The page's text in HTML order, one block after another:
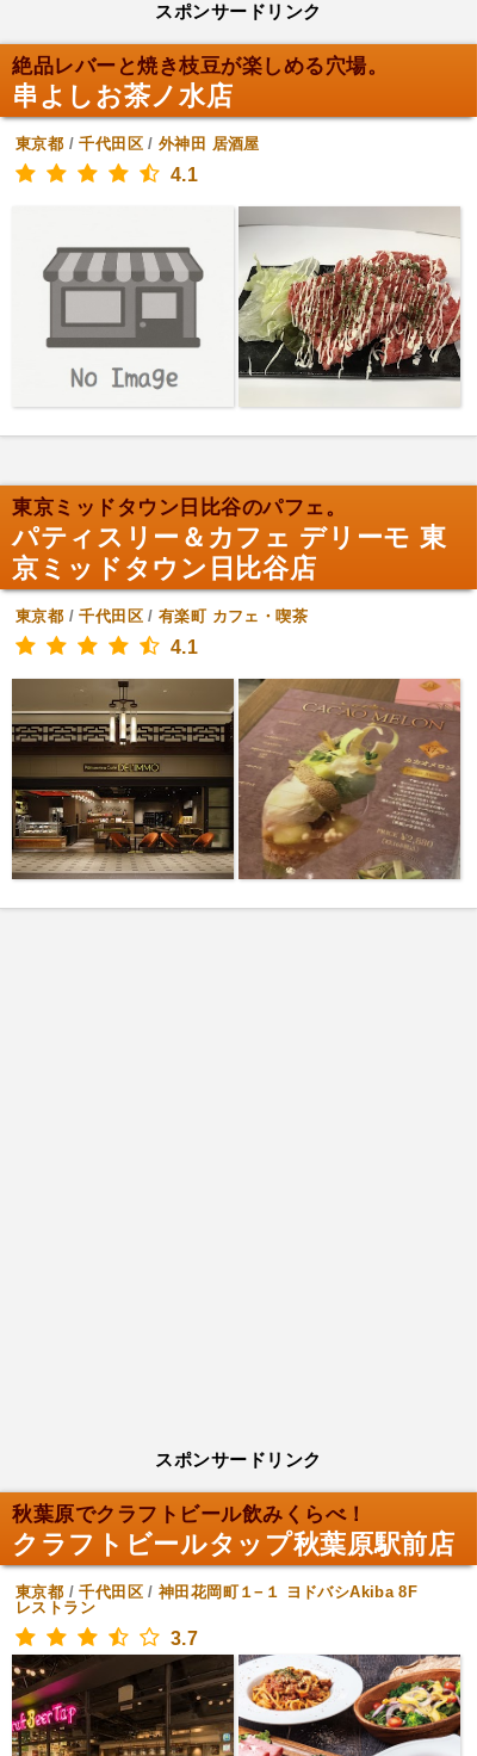
スポンサードリンク
絶品レバーと焼き枝豆が楽しめる穴場。
串よしお茶ノ水店
東京都 /千代田区/外神田 居酒屋
4.1
東京ミッドタウン日比谷のパフェ。
パティスリー＆カフェ デリーモ 東
京ミッドタウン日比谷店
東京都 /千代田区/有楽町 カフェ・喫茶
4.1
スポンサードリンク
秋葉原でクラフトビール飲みくらべ！
クラフトビールタップ秋葉原駅前店
東京都 /千代田区/神田花岡町１−１ ヨドバシAkiba 8F
レストラン
3.7